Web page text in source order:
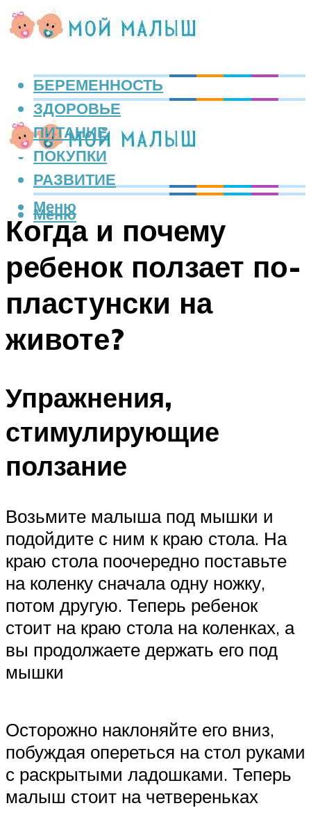
БЕРЕМЕННОСТЬ
ЗДОРОВЬЕ
ПИТАНИЕ
ПОКУПКИ
РАЗВИТИЕ
Меню
Меню
Когда и почему
ребенок ползает по-
пластунски на
животе?
Упражнения,
стимулирующие
ползание
Возьмите малыша под мышки и
подойдите с ним к краю стола. На
краю стола поочередно поставьте
на коленку сначала одну ножку,
потом другую. Теперь ребенок
стоит на краю стола на коленках, а
вы продолжаете держать его под
мышки
Осторожно наклоняйте его вниз,
побуждая опереться на стол руками
с раскрытыми ладошками. Теперь
малыш стоит на четвереньках